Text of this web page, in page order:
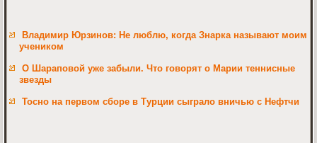
Владимир Юрзинов: Не люблю, когда Знарка называют моим
учеником
О Шараповой уже забыли. Что говорят о Марии теннисные
звезды
Тосно на первом сборе в Турции сыграло вничью с Нефтчи